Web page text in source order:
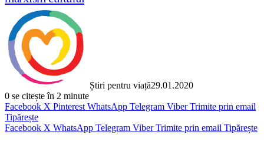
Știri pentru viață29.01.2020
0 se citește în 2 minute
Facebook X Pinterest WhatsApp Telegram Viber Trimite prin email
Tipărește
Facebook X WhatsApp Telegram Viber Trimite prin email Tipărește